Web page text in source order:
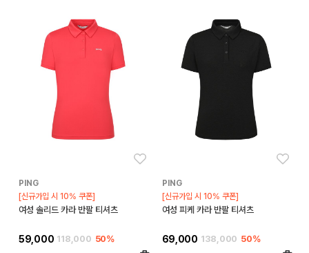
PING
[신규가입 시 10% 쿠폰]
여성 솔리드 카라 반팔 티셔츠
59,000 118,000 50%
PING
[신규가입 시 10% 쿠폰]
여성 피케 카라 반팔 티셔츠
69,000 138,000 50%